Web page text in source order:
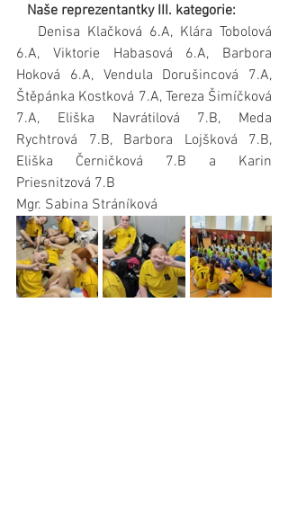
   Naše reprezentantky III. kategorie:
6.A, Viktorie Habasová 6.A, Barbora
Hoková 6.A, Vendula Dorušincová 7.A,
Štěpánka Kostková 7.A, Tereza Šimíčková
7.A, Eliška Navrátilová 7.B, Meda
Rychtrová 7.B, Barbora Lojšková 7.B,
Eliška Černičková 7.B a Karin
Priesnitzová 7.B
Mgr. Sabina Stráníková